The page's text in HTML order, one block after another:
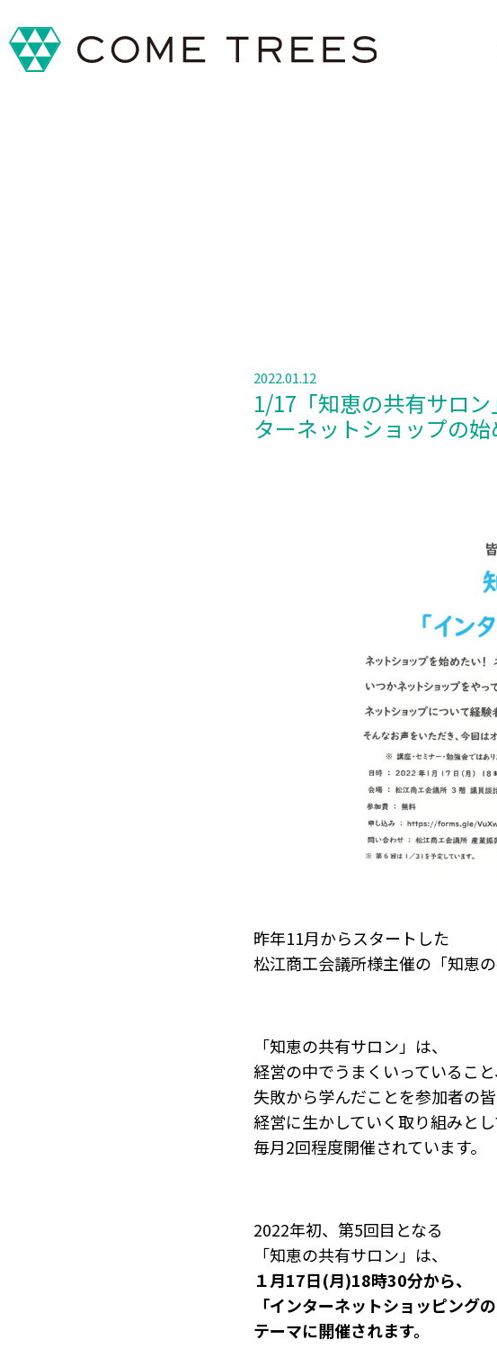
2022.01.12
1/17「知恵の共有サロ
ターネットショップの始
昨年11月からスタートした
松江商工会議所様主催の「知恵の
「知恵の共有サロン」は、
経営の中でうまくいっていること
失敗から学んだことを参加者の皆
経営に生かしていく取り組みとし
毎月2回程度開催されています。
2022年初、第5回目となる
「知恵の共有サロン」は、
１月17日(月)18時30分から、
「インターネットショッピング
テーマに開催されます。